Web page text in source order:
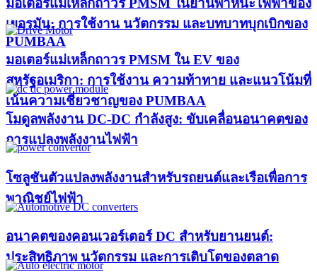
มอเตอร์แม่เหล็กถาวร PMSM ในยานพาหนะไฟฟ้าของ
เยอรมัน: การใช้งาน นวัตกรรม และบทบาทบุกเบิกของ
PUMBAA​
มอเตอร์แม่เหล็กถาวร PMSM ใน EV ของ
สหรัฐอเมริกา: การใช้งาน ความท้าทาย และแนวโน้มที่
เน้นความเชี่ยวชาญของ PUMBAA​
โมดูลพลังงาน DC-DC กำลังสูง: ขับเคลื่อนอนาคตของ
การแปลงพลังงานไฟฟ้า
โซลูชันตัวแปลงพลังงานสำหรับรถยนต์และเรือเพื่อการ
พาณิชย์ไฟฟ้า
อนาคตของคอนเวอร์เตอร์ DC สำหรับยานยนต์:
ประสิทธิภาพ นวัตกรรม และการเติบโตของตลาด